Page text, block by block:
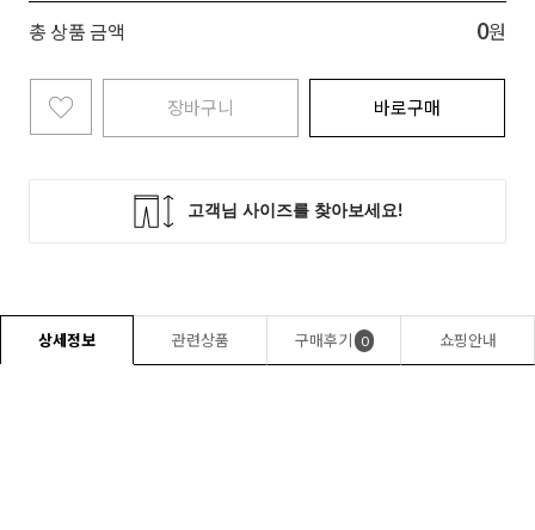
총 상품 금액 0원
장바구니 바로구매
상세정보 관련상품 구매후기 0 쇼핑안내